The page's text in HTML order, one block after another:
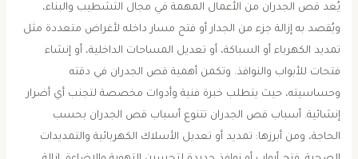
يُعد قص الجدران من الأعمال المهمة في مجال التشطيب والبناء،
ويُقصد به إزالة جزء من الجدار أو فتح مسار داخله لأغراض متعددة مثل
تمديد الكهرباء أو السباكة، أو تعديل المساحات الداخلية، أو إنشاء
فتحات للأبواب والنوافذ. وتكمن أهمية قص الجدران في دقته
وحساسيته، حيث يتطلب خبرة فنية وأدوات مخصصة لتجنب أي أضرار
إنشائية. أسباب قص الجدران تتنوع أسباب قص الجدران بحسب
الحاجة، ومن أبرزها: تمديد أو تعديل الأسلاك الكهربائية والتمديدات